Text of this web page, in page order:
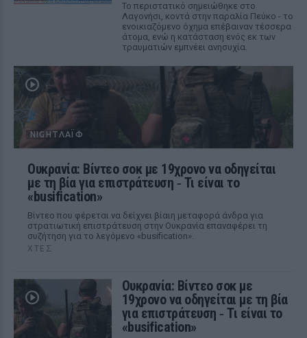
Το περιστατικό σημειώθηκε στο
Λαγονήσι, κοντά στην παραλία Πεύκο - το
ενοικιαζόμενο όχημα επέβαιναν τέσσερα
άτομα, ενώ η κατάσταση ενός εκ των
τραυματιών εμπνέει ανησυχία.
NIGHTΛΆΙΦ
Ουκρανία: Βίντεο σοκ με 19χρονο να οδηγείται
με τη βία για επιστράτευση ‑ Τι είναι το
«busification»
Βίντεο που φέρεται να δείχνει βίαιη μεταφορά άνδρα για
στρατιωτική επιστράτευση στην Ουκρανία επαναφέρει τη
συζήτηση για το λεγόμενο «busification».
ΧΤΕΣ
Ουκρανία: Βίντεο σοκ με
19χρονο να οδηγείται με τη βία
για επιστράτευση ‑ Τι είναι το
«busification»